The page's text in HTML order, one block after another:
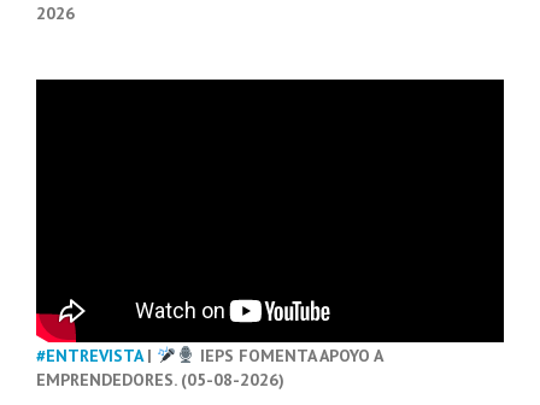
2026
#ENTREVISTA|
IEPS FOMENTA APOYO A
EMPRENDEDORES. (05-08-2026)